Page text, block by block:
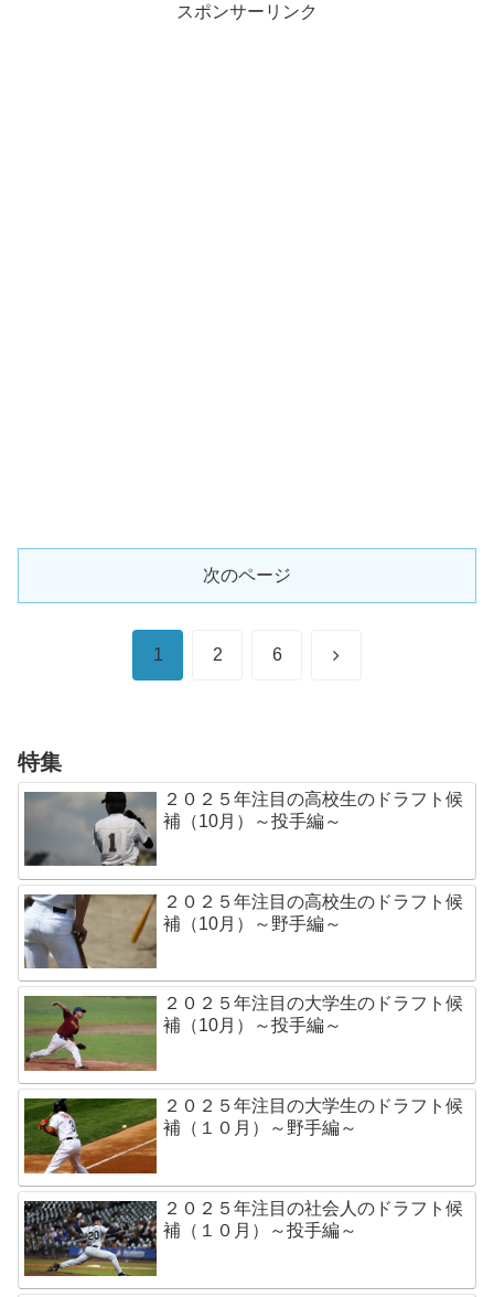
スポンサーリンク
次のページ
1 2 6 次
特集
２０２５年注目の高校生のドラフト候
補（10月）～投手編～
２０２５年注目の高校生のドラフト候
補（10月）～野手編～
２０２５年注目の大学生のドラフト候
補（10月）～投手編～
２０２５年注目の大学生のドラフト候
補（１０月）～野手編～
２０２５年注目の社会人のドラフト候
補（１０月）～投手編～